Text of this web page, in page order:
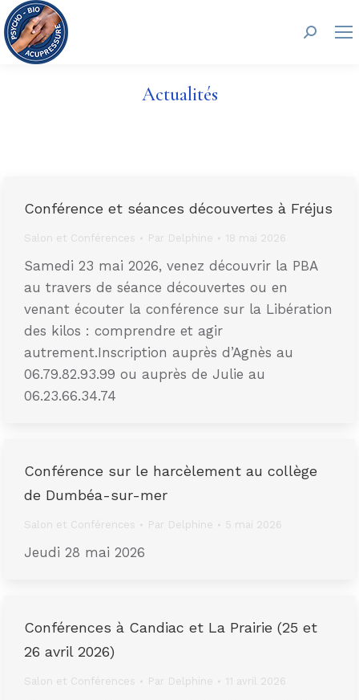
Actualités
Conférence et séances découvertes à Fréjus
Salon et Conférences Par Delphine 18 mai 2026
Samedi 23 mai 2026, venez découvrir la PBA
au travers de séance découvertes ou en
venant écouter la conférence sur la Libération
des kilos : comprendre et agir
autrement.Inscription auprès d’Agnès au
06.79.82.93.99 ou auprès de Julie au
06.23.66.34.74
Conférence sur le harcèlement au collège
de Dumbéa-sur-mer
Salon et Conférences Par Delphine 5 mai 2026
Jeudi 28 mai 2026
Conférences à Candiac et La Prairie (25 et
26 avril 2026)
Salon et Conférences Par Delphine 11 avril 2026